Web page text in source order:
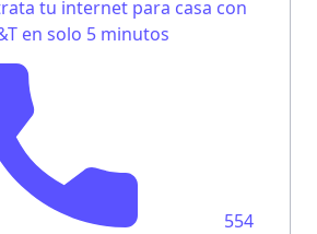
tu internet para casa con
en solo 5 minutos
554